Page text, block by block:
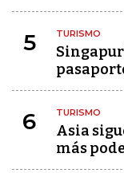
5 TURISMO
6 TURISMO
Asia
más